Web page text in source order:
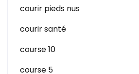
courir pieds nus
courir santé
course 10
course 5